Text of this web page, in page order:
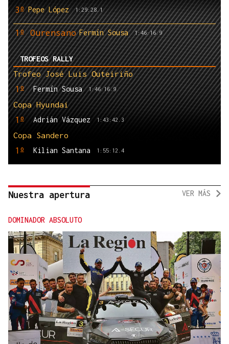
3º Pepe López 1:29:28.1
1º Ourensano Fermín Sousa 1:46:16.9
TROFEOS RALLY
Trofeo José Luis Outeiriño
1º Fermín Sousa 1:46:16.9
Copa Hyundai
1º Adrián Vázquez 1:43:42.3
Copa Sandero
1º Kilian Santana 1:55:12.4
Nuestra apertura VER MÁS
DOMINADOR ABSOLUTO